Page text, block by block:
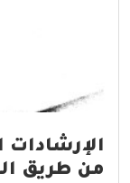
الإرشادات
من طريق